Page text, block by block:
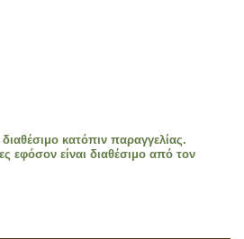
κατόπιν παραγγελίας.
εφόσον είναι διαθέσιμο από τον